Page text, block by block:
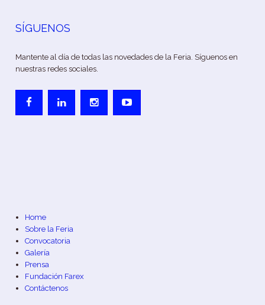
SÍGUENOS
Mantente al día de todas las novedades de la Feria. Síguenos en
nuestras redes sociales.
Home
Sobre la Feria
Convocatoria
Galería
Prensa
Fundación Farex
Contáctenos